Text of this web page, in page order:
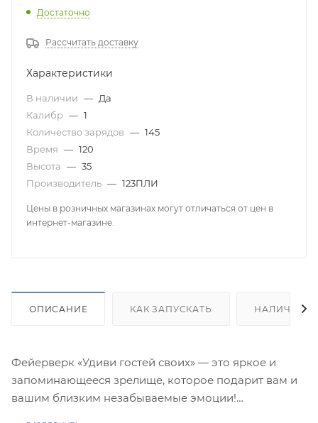
Достаточно
Рассчитать доставку
Характеристики
В наличии — Да
Калибр — 1
Количество зарядов — 145
Время — 120
Высота — 35
Производитель — 123ПЛИ
Цены в розничных магазинах могут отличаться от цен в
интернет-магазине.
ОПИСАНИЕ КАК ЗАПУСКАТЬ НАЛИЧИЕ
Фейерверк «Удиви гостей своих» — это яркое и
запоминающееся зрелище, которое подарит вам и
вашим близким незабываемые эмоции!